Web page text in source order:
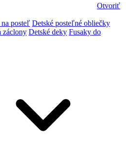
Otvoriť
posteľ Detské posteľné obliečky
záclony Detské deky Fusaky do